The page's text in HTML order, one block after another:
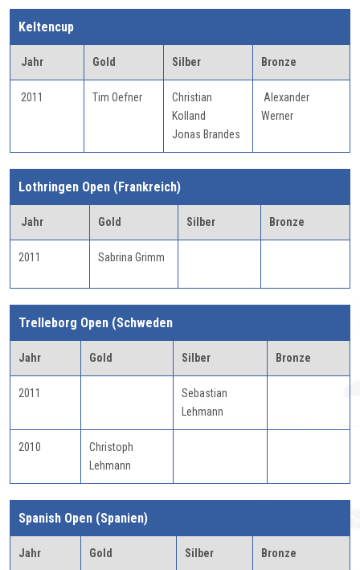
Keltencup
Jahr Gold Silber Bronze
2011 Tim Oefner
Christian
Kolland
Jonas Brandes
Alexander
Werner
Lothringen Open (Frankreich)
Jahr Gold Silber Bronze
2011 Sabrina Grimm
Trelleborg Open (Schweden
Jahr Gold Silber Bronze
2011
Sebastian
Lehmann
2010
Christoph
Lehmann
Spanish Open (Spanien)
Jahr Gold Silber Bronze